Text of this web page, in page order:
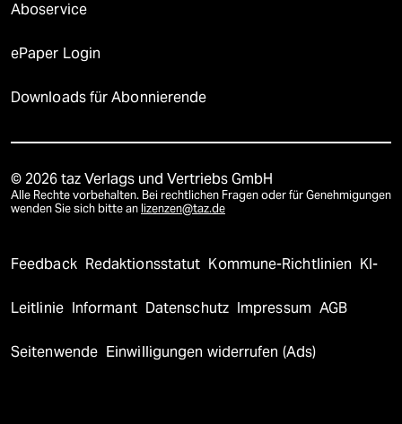
Aboservice
ePaper Login
Downloads für Abonnierende
© 2026 taz Verlags und Vertriebs GmbH
Alle Rechte vorbehalten. Bei rechtlichen Fragen oder für Genehmigungen
wenden Sie sich bitte an lizenzen@taz.de
Feedback Redaktionsstatut Kommune-Richtlinien KI-
Leitlinie Informant Datenschutz Impressum AGB
Seitenwende Einwilligungen widerrufen (Ads)